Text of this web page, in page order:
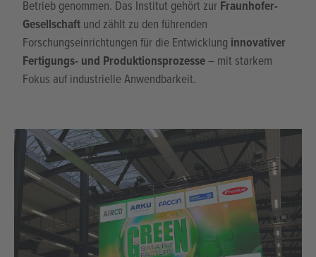
Zum Projekt
11. Dezember 2025
Stickstoffversorgung für angewandte Forschung am
Produktionstechnik (IGP) in Rostock wurde eine PSAL 25
S Stickstoff-Generatoranlage geliefert und erfolgreich in
Betrieb genommen. Das Institut gehört zur
Fraunhofer-
Gesellschaft und zählt zu den führenden
Forschungseinrichtungen für die Entwicklung innovativer
Fertigungs- und Produktionsprozesse– mit starkem
Fokus auf industrielle Anwendbarkeit.